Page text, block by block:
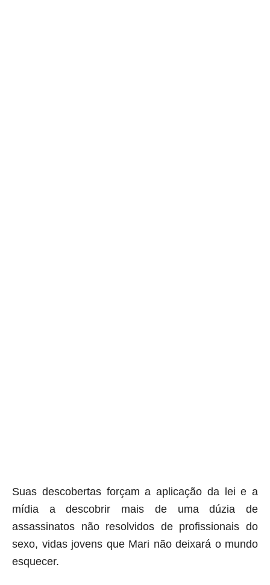
Suas descobertas forçam a aplicação da lei e a
mídia a descobrir mais de uma dúzia de
assassinatos não resolvidos de profissionais do
sexo, vidas jovens que Mari não deixará o mundo
esquecer.